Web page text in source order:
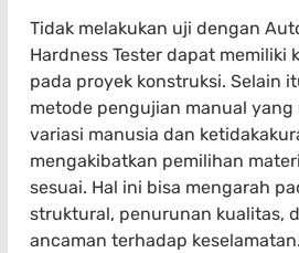
Tidak melakukan uji dengan
Hardness Tester dapat memiliki
pada proyek konstruksi. Selain
metode pengujian manual
variasi manusia dan
mengakibatkan pemilihan
sesuai. Hal ini bisa mengarah
struktural, penurunan kualitas,
ancaman terhadap keselamatan.